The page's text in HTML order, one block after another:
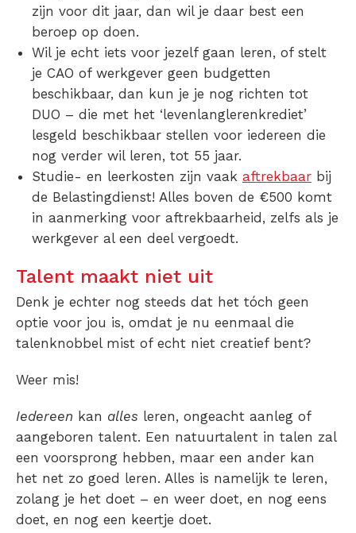
zijn voor dit jaar, dan wil je daar best een
beroep op doen.
Wil je echt iets voor jezelf gaan leren, of stelt
je CAO of werkgever geen budgetten
beschikbaar, dan kun je je nog richten tot
DUO – die met het ‘levenlanglerenkrediet’
lesgeld beschikbaar stellen voor iedereen die
nog verder wil leren, tot 55 jaar.
Studie- en leerkosten zijn vaak aftrekbaar bij
de Belastingdienst! Alles boven de €500 komt
in aanmerking voor aftrekbaarheid, zelfs als je
werkgever al een deel vergoedt.
Talent maakt niet uit
Denk je echter nog steeds dat het tóch geen
optie voor jou is, omdat je nu eenmaal die
talenknobbel mist of echt niet creatief bent?
Weer mis!
Iedereen kan alles leren, ongeacht aanleg of
aangeboren talent. Een natuurtalent in talen zal
een voorsprong hebben, maar een ander kan
het net zo goed leren. Alles is namelijk te leren,
zolang je het doet – en weer doet, en nog eens
doet, en nog een keertje doet.